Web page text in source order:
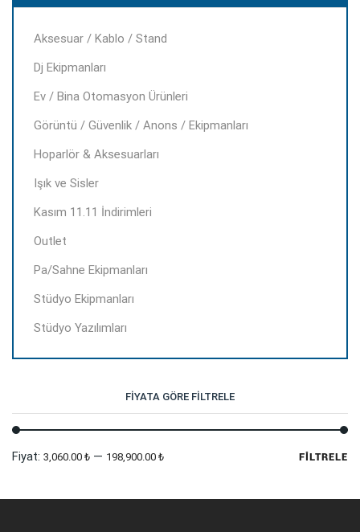
Aksesuar / Kablo / Stand
Dj Ekipmanları
Ev / Bina Otomasyon Ürünleri
Görüntü / Güvenlik / Anons / Ekipmanları
Hoparlör & Aksesuarları
Işık ve Sisler
Kasım 11.11 İndirimleri
Outlet
Pa/Sahne Ekipmanları
Stüdyo Ekipmanları
Stüdyo Yazılımları
FIYATA GÖRE FILTRELE
En
En
FILTRELE
Fiyat: 3,060.00 ₺ — 198,900.00 ₺